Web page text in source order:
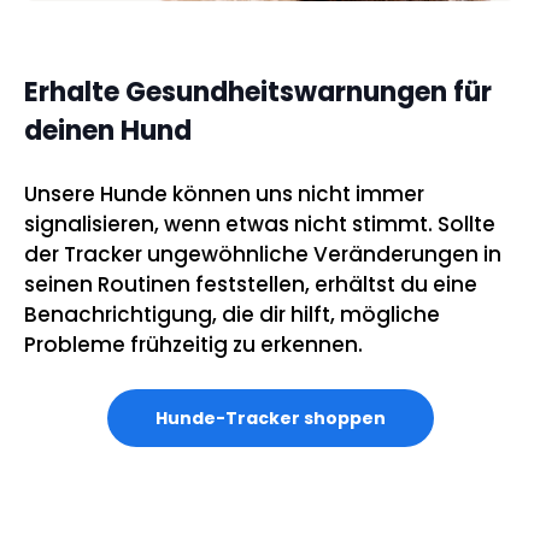
Erhalte Gesundheitswarnungen für
deinen Hund
Unsere Hunde können uns nicht immer
signalisieren, wenn etwas nicht stimmt. Sollte
der Tracker ungewöhnliche Veränderungen in
seinen Routinen feststellen, erhältst du eine
Benachrichtigung, die dir hilft, mögliche
Probleme frühzeitig zu erkennen.
Hunde-Tracker shoppen